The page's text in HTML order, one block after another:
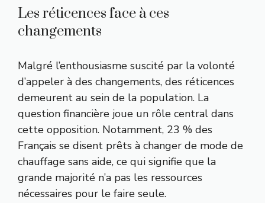
Les réticences face à ces
changements
Malgré l’enthousiasme suscité par la volonté
d’appeler à des changements, des réticences
demeurent au sein de la population. La
question financière joue un rôle central dans
cette opposition. Notamment, 23 % des
Français se disent prêts à changer de mode de
chauffage sans aide, ce qui signifie que la
grande majorité n’a pas les ressources
nécessaires pour le faire seule.